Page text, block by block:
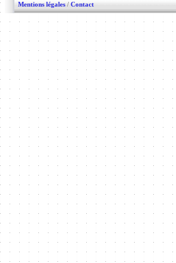
Mentions légales / Contact